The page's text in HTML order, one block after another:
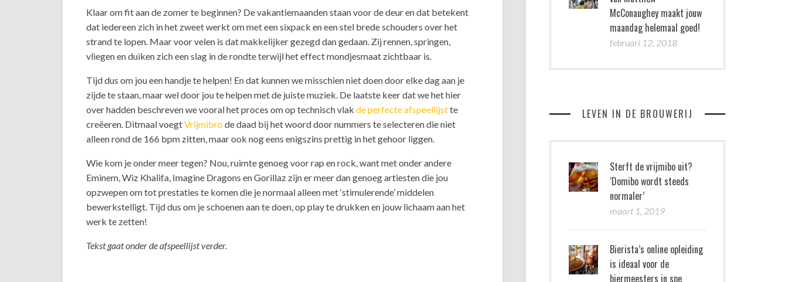
Klaar om fit aan de zomer te beginnen? De vakantiemaanden staan voor de deur en dat betekent
dat iedereen zich in het zweet werkt om met een sixpack en een stel brede schouders over het
strand te lopen. Maar voor velen is dat makkelijker gezegd dan gedaan. Zij rennen, springen,
vliegen en duiken zich een slag in de rondte terwijl het effect mondjesmaat zichtbaar is.
Tijd dus om jou een handje te helpen! En dat kunnen we misschien niet doen door elke dag aan je
zijde te staan, maar wel door jou te helpen met de juiste muziek. De laatste keer dat we het hier
over hadden beschreven we vooral het proces om op technisch vlak de perfecte afspeellijstte
creëeren. Ditmaal voegtVrijmibro de daad bij het woord door nummers te selecteren die niet
alleen rond de 166 bpm zitten, maar ook nog eens enigszins prettig in het gehoor liggen.
Wie kom je onder meer tegen? Nou, ruimte genoeg voor rap en rock, want met onder andere
Eminem, Wiz Khalifa, Imagine Dragons en Gorillaz zijn er meer dan genoeg artiesten die jou
opzwepen om tot prestaties te komen die je normaal alleen met ‘stimulerende’ middelen
bewerkstelligt. Tijd dus om je schoenen aan te doen, op play te drukken en jouw lichaam aan het
werk te zetten!
Tekst gaat onder de afspeellijst verder.
McConaughey maakt jouw
maandag helemaal goed!
februari 12, 2018
LEVEN IN DE BROUWERIJ
Sterft de vrijmibo uit?
‘Domibo wordt steeds
normaler’
maart 1, 2019
Bierista’s online opleiding
is ideaal voor de
biermeesters in spe